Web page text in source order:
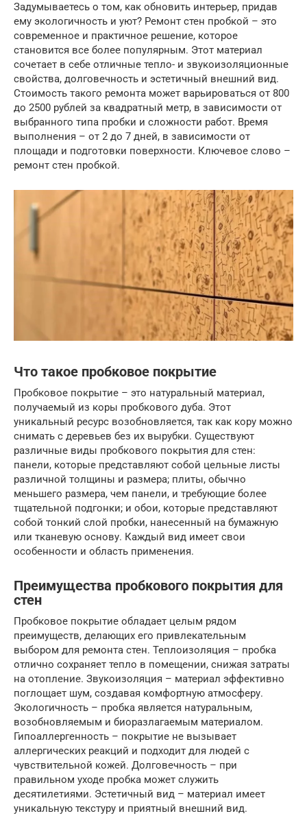
Задумываетесь о том, как обновить интерьер, придав
ему экологичность и уют? Ремонт стен пробкой – это
современное и практичное решение, которое
становится все более популярным. Этот материал
сочетает в себе отличные тепло- и звукоизоляционные
свойства, долговечность и эстетичный внешний вид.
Стоимость такого ремонта может варьироваться от 800
до 2500 рублей за квадратный метр, в зависимости от
выбранного типа пробки и сложности работ. Время
выполнения – от 2 до 7 дней, в зависимости от
площади и подготовки поверхности. Ключевое слово –
ремонт стен пробкой.
Что такое пробковое покрытие
Пробковое покрытие – это натуральный материал,
получаемый из коры пробкового дуба. Этот
уникальный ресурс возобновляется, так как кору можно
снимать с деревьев без их вырубки. Существуют
различные виды пробкового покрытия для стен:
панели, которые представляют собой цельные листы
различной толщины и размера; плиты, обычно
меньшего размера, чем панели, и требующие более
тщательной подгонки; и обои, которые представляют
собой тонкий слой пробки, нанесенный на бумажную
или тканевую основу. Каждый вид имеет свои
особенности и область применения.
Преимущества пробкового покрытия для
стен
Пробковое покрытие обладает целым рядом
преимуществ, делающих его привлекательным
выбором для ремонта стен. Теплоизоляция – пробка
отлично сохраняет тепло в помещении, снижая затраты
на отопление. Звукоизоляция – материал эффективно
поглощает шум, создавая комфортную атмосферу.
Экологичность – пробка является натуральным,
возобновляемым и биоразлагаемым материалом.
Гипоаллергенность – покрытие не вызывает
аллергических реакций и подходит для людей с
чувствительной кожей. Долговечность – при
правильном уходе пробка может служить
десятилетиями. Эстетичный вид – материал имеет
уникальную текстуру и приятный внешний вид.